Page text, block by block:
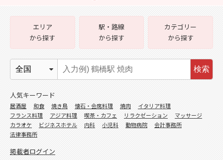
エリア
から探す
駅・路線
から探す
カテゴリー
から探す
検索
人気キーワード
居酒屋 和食 焼き鳥 懐石・会席料理 焼肉
イタリア料理
フランス料理
アジア料理 喫茶・カフェ リラクゼーション
マッサージ
カラオケ
ビジネスホテル 内科 小児科 動物病院
会計事務所
法律事務所
掲載者ログイン